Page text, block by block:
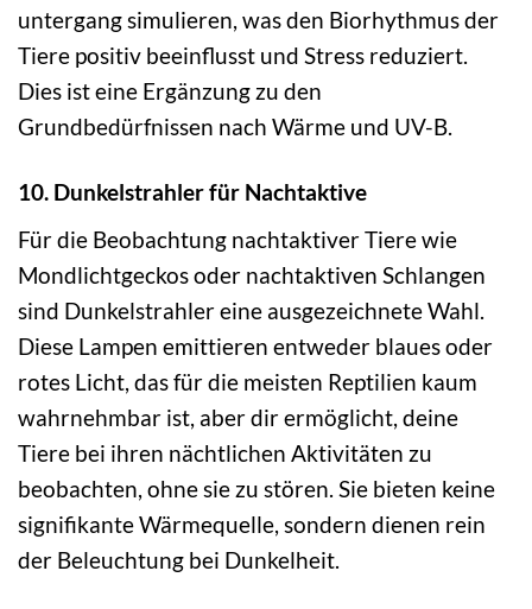
untergang simulieren, was den Biorhythmus der
Tiere positiv beeinflusst und Stress reduziert.
Dies ist eine Ergänzung zu den
Grundbedürfnissen nach Wärme und UV-B.
10. Dunkelstrahler für Nachtaktive
Für die Beobachtung nachtaktiver Tiere wie
Mondlichtgeckos oder nachtaktiven Schlangen
sind Dunkelstrahler eine ausgezeichnete Wahl.
Diese Lampen emittieren entweder blaues oder
rotes Licht, das für die meisten Reptilien kaum
wahrnehmbar ist, aber dir ermöglicht, deine
Tiere bei ihren nächtlichen Aktivitäten zu
beobachten, ohne sie zu stören. Sie bieten keine
signifikante Wärmequelle, sondern dienen rein
der Beleuchtung bei Dunkelheit.